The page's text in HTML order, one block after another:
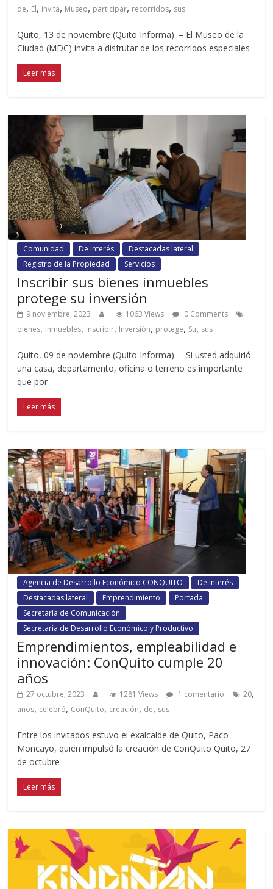
de, El, invita, Museo, participar, recorridos, sus
Quito, 13 de noviembre (Quito Informa). – El Museo de la
Ciudad (MDC) invita a disfrutar de los recorridos especiales
Leer más
Comunidad De interés
Destacadas lateral
Registro de la Propiedad
Servicios
Inscribir sus bienes inmuebles
protege su inversión
9 noviembre, 2023 1063 Views
0 Comments
bienes, inmuebles, inscribir, Inversión, protege, Su, sus
Quito, 09 de noviembre (Quito Informa). – Si usted adquirió
una casa, departamento, oficina o terreno es importante
que por
Leer más
Agencia de Desarrollo Económico CONQUITO
De interés
Destacadas lateral
Emprendimiento
Portada
Secretaría de Comunicación
Secretaría de Desarrollo Económico y Productivo
Emprendimientos, empleabilidad e
innovación: ConQuito cumple 20
años
27 octubre, 2023 1281 Views 1 comentario 20,
años, celebró, ConQuito, creación, de, sus
Entre los invitados estuvo el exalcalde de Quito, Paco
Moncayo, quien impulsó la creación de ConQuito Quito, 27
de octubre
Leer más